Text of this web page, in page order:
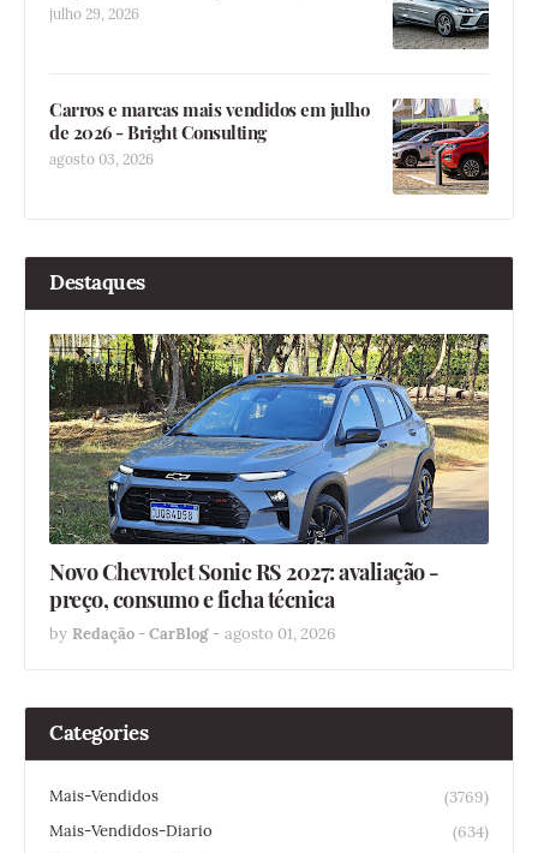
julho 29, 2026
Carros e marcas mais vendidos em julho
de 2026 - Bright Consulting
agosto 03, 2026
Destaques
Novo Chevrolet Sonic RS 2027: avaliação -
preço, consumo e ficha técnica
by Redação - CarBlog - agosto 01, 2026
Categories
Mais-Vendidos
(3769)
Mais-Vendidos-Diario
(634)